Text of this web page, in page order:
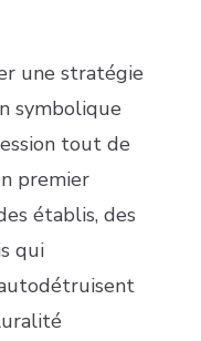
une stratégie
symbolique
tout de
premier
établis, des
qui